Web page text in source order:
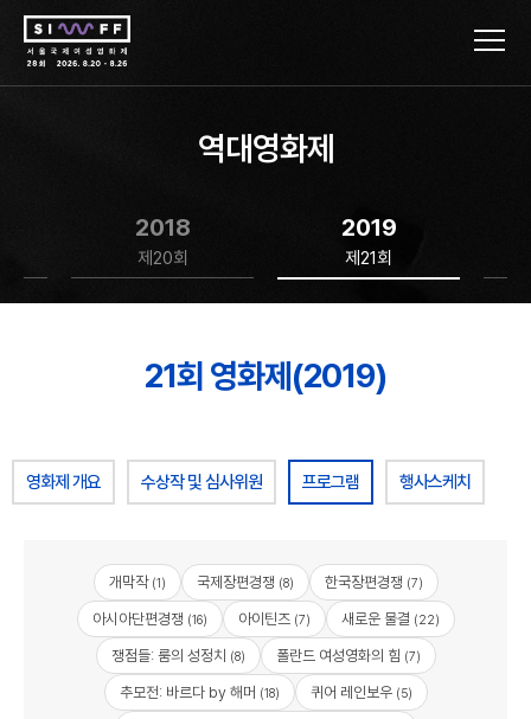
역대영화제
2018
제20회
2019
제21회
21회 영화제(2019)
영화제 개요 수상작 및 심사위원 프로그램 행사스케치
개막작(1) 국제장편경쟁 (8) 한국장편경쟁 (7)
아시아단편경쟁 (16) 아이틴즈(7) 새로운 물결 (22)
쟁점들: 룸의 성정치 (8) 폴란드 여성영화의 힘 (7)
추모전: 바르다 by 해머 (18) 퀴어 레인보우(5)